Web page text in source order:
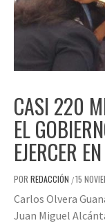
CASI 220
EL
EJERCER
POR REDACCIÓN /15
Carlos Olvera
Juan Miguel